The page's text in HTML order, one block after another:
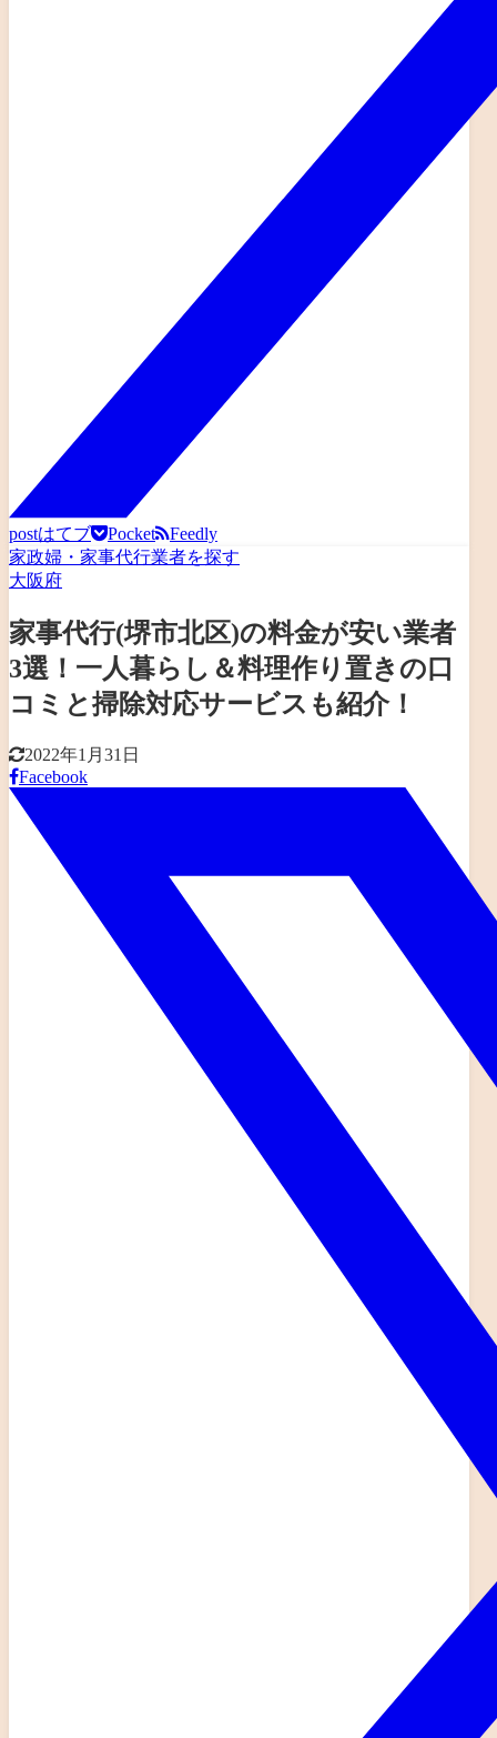
postはてブ Pocket
Feedly
家政婦・家事代行業者を探す
大阪府
家事代行(堺市北区)の料金が安い業者
3選！一人暮らし＆料理作り置きの口
コミと掃除対応サービスも紹介！
2022年1月31日
Facebook